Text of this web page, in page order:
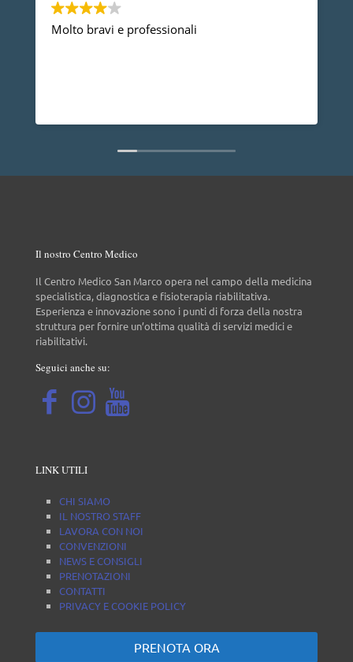
Molto bravi e professionali
Il nostro Centro Medico
Il Centro Medico San Marco opera nel campo della medicina
specialistica, diagnostica e fisioterapia riabilitativa.
Esperienza e innovazione sono i punti di forza della nostra
struttura per fornire un’ottima qualità di servizi medici e
riabilitativi.
Seguici anche su:
LINK UTILI
CHI SIAMO
IL NOSTRO STAFF
LAVORA CON NOI
CONVENZIONI
NEWS E CONSIGLI
PRENOTAZIONI
CONTATTI
PRIVACY E COOKIE POLICY
PRENOTA ORA